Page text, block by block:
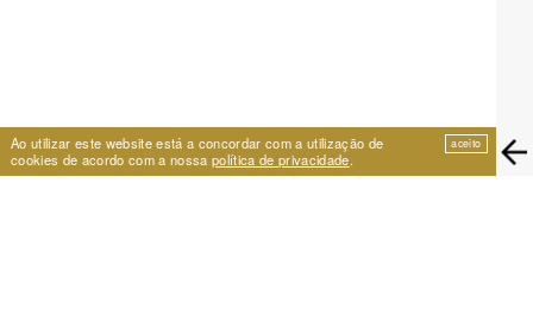
Ao utilizar este website está a concordar com a utilização de
cookies de acordo com a nossapolítica de privacidade.
aceito